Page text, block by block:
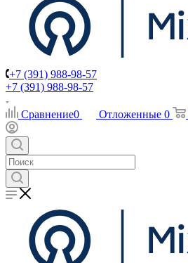
+7 (391) 988-98-57
+7 (391) 988-98-57
Сравнение0 Отложенные 0